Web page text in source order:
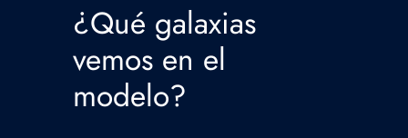
¿Qué galaxias
vemos en el
modelo?